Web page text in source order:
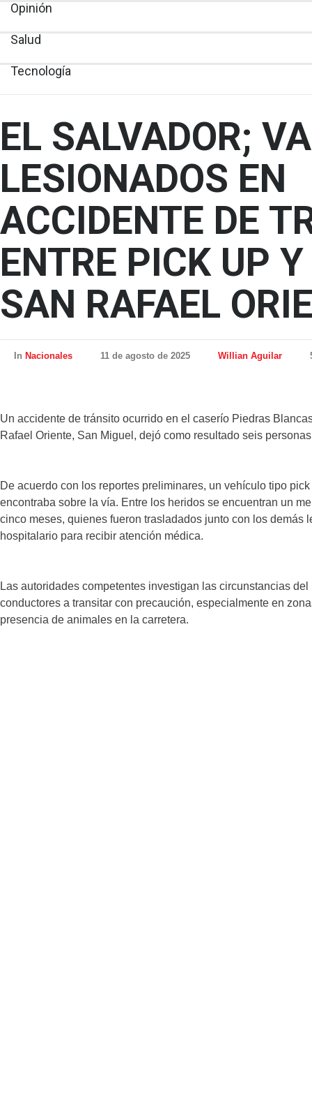
Opinión
Salud
Tecnología
EL SALVADOR;
LESIONADOS EN
ACCIDENTE DE
ENTRE PICK UP
SAN RAFAEL
In Nacionales 11 de agosto de 2025 Willian Aguilar
Un accidente de tránsito ocurrido en el caserío Piedras
Rafael Oriente, San Miguel, dejó como resultado seis
De acuerdo con los reportes preliminares, un vehículo tipo
encontraba sobre la vía. Entre los heridos se encuentran un
cinco meses, quienes fueron trasladados junto con los demás
hospitalario para recibir atención médica.
Las autoridades competentes investigan las circunstancias
conductores a transitar con precaución, especialmente en
presencia de animales en la carretera.